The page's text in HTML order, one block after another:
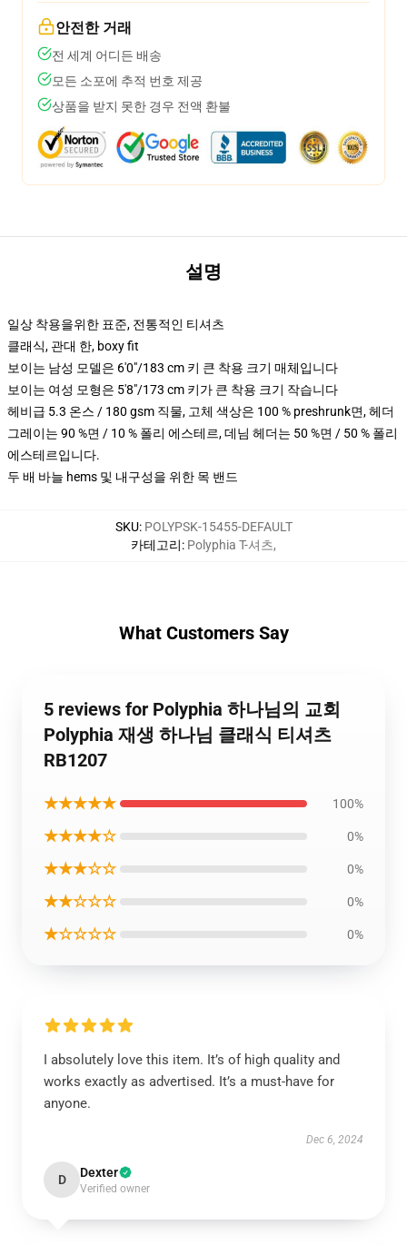
안전한 거래
전 세계 어디든 배송
모든 소포에 추적 번호 제공
상품을 받지 못한 경우 전액 환불
설명
일상 착용을위한 표준, 전통적인 티셔츠
클래식, 관대 한, boxy fit
보이는 남성 모델은 6'0"/183 cm 키 큰 착용 크기 매체입니다
보이는 여성 모형은 5'8"/173 cm 키가 큰 착용 크기 작습니다
헤비급 5.3 온스 / 180 gsm 직물, 고체 색상은 100 % preshrunk면, 헤더
그레이는 90 %면 / 10 % 폴리 에스테르, 데님 헤더는 50 %면 / 50 % 폴리
에스테르입니다.
두 배 바늘 hems 및 내구성을 위한 목 밴드
SKU: POLYPSK-15455-DEFAULT
카테고리: Polyphia T-셔츠,
What Customers Say
5 reviews for Polyphia 하나님의 교회
Polyphia 재생 하나님 클래식 티셔츠
RB1207
★★★★★ 100%
★★★★☆ 0%
★★★☆☆ 0%
★★☆☆☆ 0%
★☆☆☆☆ 0%
I absolutely love this item. It’s of high quality and
works exactly as advertised. It’s a must-have for
anyone.
Dec 6, 2024
D Dexter
Verified owner